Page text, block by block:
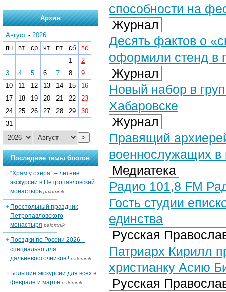
способности на
Журнал
Десять фактов о
оформили стенд в
Журнал
Новый набор в
Хабаровске
Журнал
Правящий
военнослужащих в
Медиатека
Радио 101,8 FM
Гость студии
единства
Русская
Патриарх Кирилл
христианку Асию
Русская
Архив
Август - 2026
пн
вт ср чт пт сб
вс
1
2
3
4 5 6 7 8
9
10
11 12 13 14 15
16
17
18 19 20 21 22
23
24
25 26 27 28 29
30
31
>
Последние темы блогов
“Храм у озера” – летние
экскурсии в Петропавловский
монастырь palomnik
Престольный праздник
Петропавловского
монастыря palomnik
Поездки по России 2026 –
специально для
дальневосточников ! palomnik
Большие экскурсии для всех в
феврале и марте palomnik